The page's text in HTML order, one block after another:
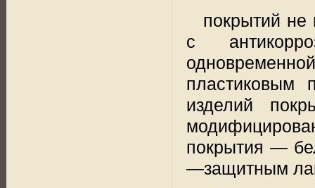
покрытий не
с
пластиковым
изделий
покрытия —
—защитным